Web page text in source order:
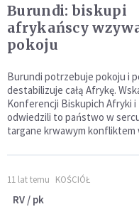
Burundi: biskupi
afrykańscy
pokoju
Burundi potrzebuje pokoju i
destabilizuje całą Afrykę.
Konferencji Biskupich Afryki i
odwiedzili to państwo w
targane krwawym konfliktem
11 lat temu KOŚCIÓŁ
RV / pk